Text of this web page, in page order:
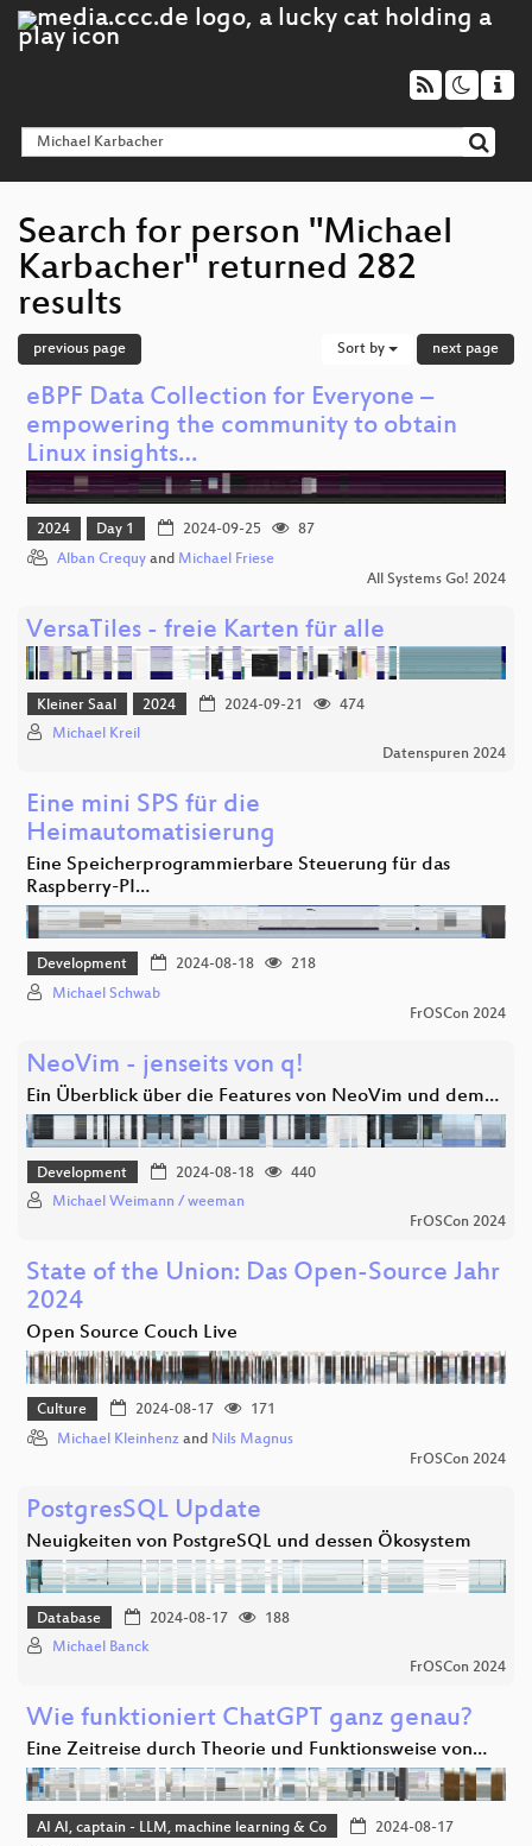
Search for person "Michael
Karbacher" returned 282
results
previous page Sort by next page
eBPF Data Collection for Everyone –
empowering the community to obtain
Linux insights…
2024 Day 1 2024-09-25
87
Alban Crequy and Michael Friese
All Systems Go! 2024
VersaTiles - freie Karten für alle
Kleiner Saal 2024 2024-09-21
474
Michael Kreil
Datenspuren 2024
Eine mini SPS für die
Heimautomatisierung
Eine Speicherprogrammierbare Steuerung für das
Raspberry-PI…
Development 2024-08-18
218
Michael Schwab
FrOSCon 2024
NeoVim - jenseits von q!
Ein Überblick über die Features von NeoVim und dem…
Development 2024-08-18
440
Michael Weimann / weeman
FrOSCon 2024
State of the Union: Das Open-Source Jahr
2024
Open Source Couch Live
Culture 2024-08-17
171
Michael Kleinhenz and Nils Magnus
FrOSCon 2024
PostgresSQL Update
Neuigkeiten von PostgreSQL und dessen Ökosystem
Database 2024-08-17
188
Michael Banck
FrOSCon 2024
Wie funktioniert ChatGPT ganz genau?
Eine Zeitreise durch Theorie und Funktionsweise von…
AI AI, captain - LLM, machine learning & Co
2024-08-17